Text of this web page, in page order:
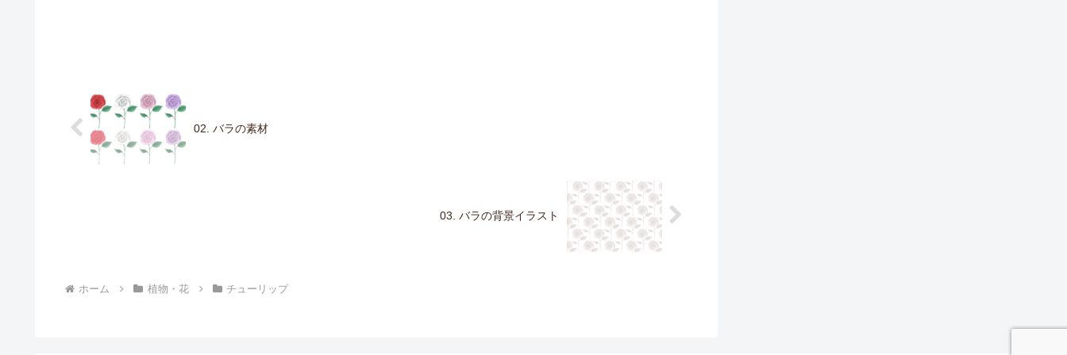
02. バラの素材
03. バラの背景イラスト
ホーム 植物・花 チューリップ